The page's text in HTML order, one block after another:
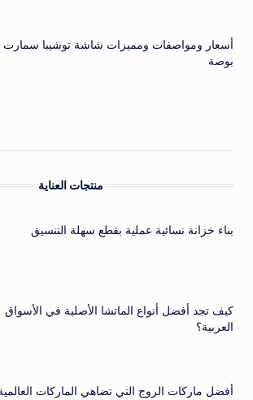
بوصة
منتجات العناية
بناء خزانة نسائية عملية بقطع سهلة التنسيق
كيف تجد أفضل أنواع الماتشا الأصلية في الأسواق
العربية؟
أفضل ماركات الروج التي تضاهي الماركات